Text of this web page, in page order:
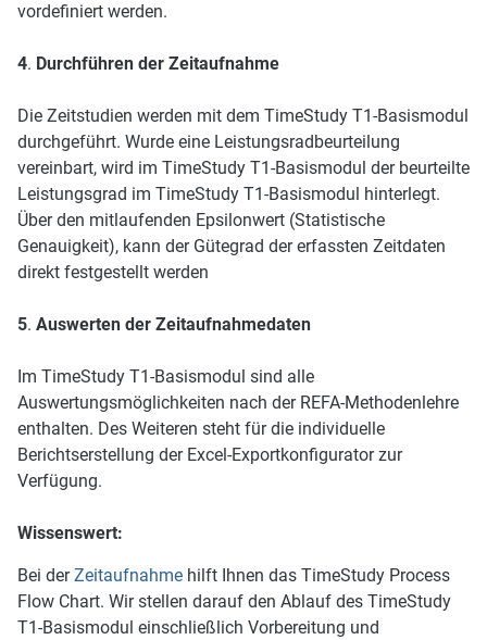
vordefiniert werden.
4. Durchführen der Zeitaufnahme
Die Zeitstudien werden mit dem TimeStudy T1-Basismodul
durchgeführt. Wurde eine Leistungsradbeurteilung
vereinbart, wird im TimeStudy T1-Basismodul der beurteilte
Leistungsgrad im TimeStudy T1-Basismodul hinterlegt.
Über den mitlaufenden Epsilonwert (Statistische
Genauigkeit), kann der Gütegrad der erfassten Zeitdaten
direkt festgestellt werden
5. Auswerten der Zeitaufnahmedaten
Im TimeStudy T1-Basismodul sind alle
Auswertungsmöglichkeiten nach der REFA-Methodenlehre
enthalten. Des Weiteren steht für die individuelle
Berichtserstellung der Excel-Exportkonfigurator zur
Verfügung.
Wissenswert:
Bei derZeitaufnahmehilft Ihnen das TimeStudy Process
Flow Chart. Wir stellen darauf den Ablauf des TimeStudy
T1-Basismodul einschließlich Vorbereitung und